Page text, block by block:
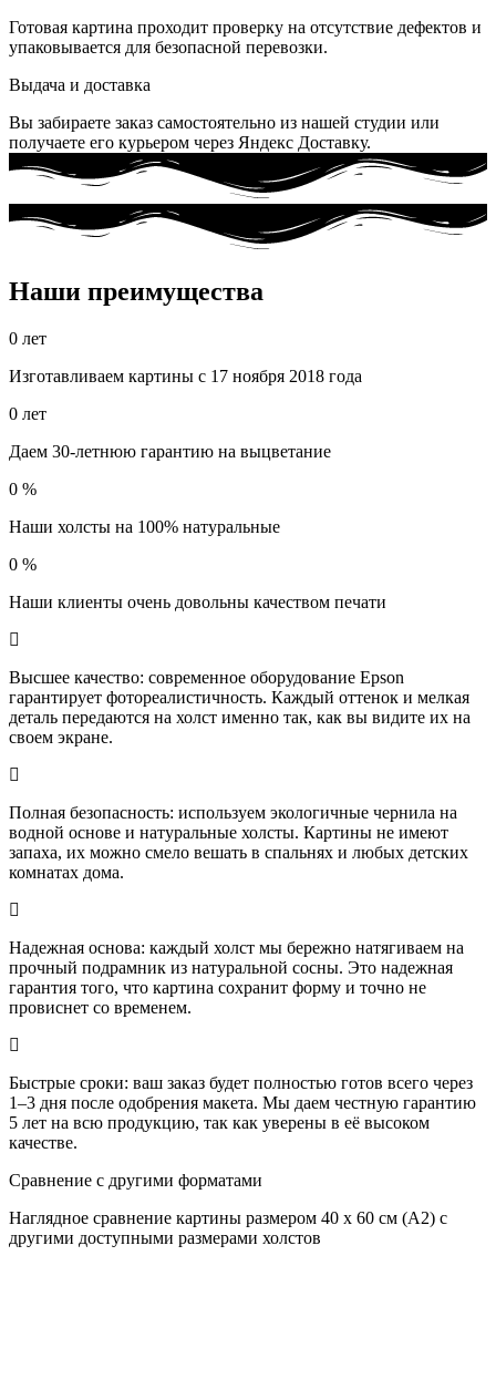
Готовая картина проходит проверку на отсутствие дефектов и
упаковывается для безопасной перевозки.
Выдача и доставка
Вы забираете заказ самостоятельно из нашей студии или
получаете его курьером через Яндекс Доставку.
Наши преимущества
0 лет
Изготавливаем картины с 17 ноября 2018 года
0 лет
Даем 30-летнюю гарантию на выцветание
0 %
Наши холсты на 100% натуральные
0 %
Наши клиенты очень довольны качеством печати
Высшее качество: современное оборудование Epson
гарантирует фотореалистичность. Каждый оттенок и мелкая
деталь передаются на холст именно так, как вы видите их на
своем экране.
Полная безопасность: используем экологичные чернила на
водной основе и натуральные холсты. Картины не имеют
запаха, их можно смело вешать в спальнях и любых детских
комнатах дома.
Надежная основа: каждый холст мы бережно натягиваем на
прочный подрамник из натуральной сосны. Это надежная
гарантия того, что картина сохранит форму и точно не
провиснет со временем.
Быстрые сроки: ваш заказ будет полностью готов всего через
1–3 дня после одобрения макета. Мы даем честную гарантию
5 лет на всю продукцию, так как уверены в её высоком
качестве.
Сравнение с другими форматами
Наглядное сравнение картины размером 40 x 60 см (А2) с
другими доступными размерами холстов